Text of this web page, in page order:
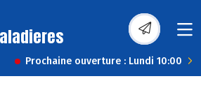
Prochaine ouverture : Lundi 10:00